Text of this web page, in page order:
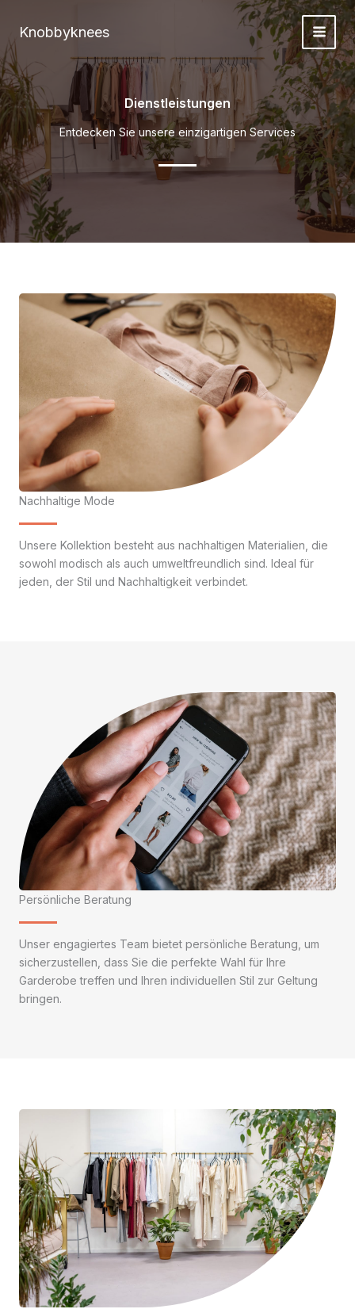
Inhalt
springen
Knobbyknees
Dienstleistungen
Entdecken Sie unsere einzigartigen Services
Nachhaltige Mode
Unsere Kollektion besteht aus nachhaltigen Materialien, die
sowohl modisch als auch umweltfreundlich sind. Ideal für
jeden, der Stil und Nachhaltigkeit verbindet.
Persönliche Beratung
Unser engagiertes Team bietet persönliche Beratung, um
sicherzustellen, dass Sie die perfekte Wahl für Ihre
Garderobe treffen und Ihren individuellen Stil zur Geltung
bringen.